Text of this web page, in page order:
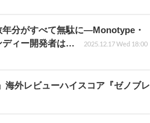
分がすべて無駄に―Monotype・
ディー開発者は…
2025.12.17 Wed 18:00
海外レビューハイスコア『ゼノブレ